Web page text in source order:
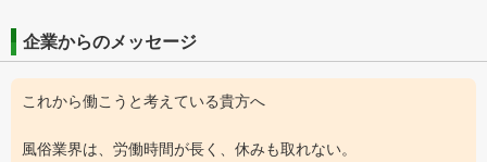
企業からのメッセージ
これから働こうと考えている貴方へ
風俗業界は、労働時間が長く、休みも取れない。